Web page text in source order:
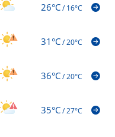
26°C/16°C
31°C/20°C
36°C/20°C
35°C/27°C